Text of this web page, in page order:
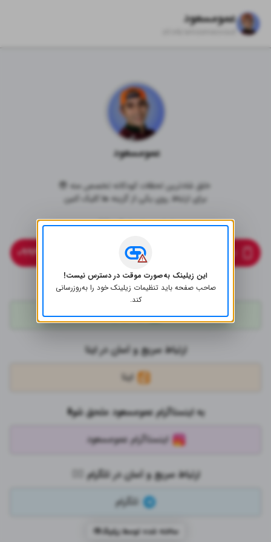
عمومسعود
عمومسعود
برای ارتباط روی یکی از گزینه ها کلیک کنین
تماس یا پیامک 👇🏻
۰۹۹۲۷۱۰۲۲۴۵
ارتباط سریع در واتس اپ کلیک کنید👇🏻
واتس‌اپ
ارتباط سریع و آسان در ایتا
ایتا
به اینستاگرام عمومسعود ملحق شو⬇️
اینستاگرام عمومسعود
ارتباط سریع و آسان در تلگرام 👇🏻
تلگرام
ساخته شده توسط
این زیلینک به‌صورت موقت در دسترس نیست!
صاحب صفحه باید تنظیمات زیلینک خود را به‌روز‌رسانی
کند.